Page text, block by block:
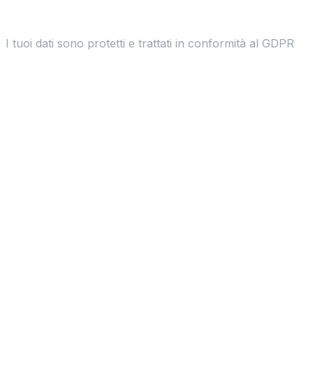
I tuoi dati sono protetti e trattati in conformità al GDPR